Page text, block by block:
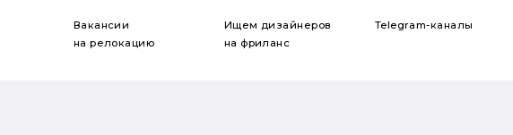
Вакансии
на релокацию
Ищем дизайнеров
на фриланс
Telegram-каналы